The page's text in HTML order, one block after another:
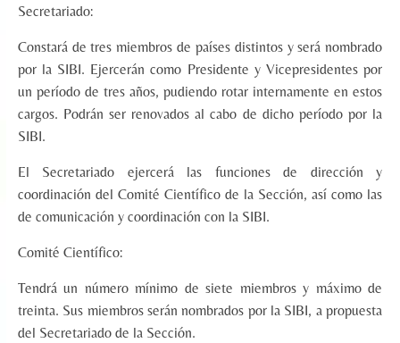
Secretariado:
Constará de tres miembros de países distintos y será nombrado
por la SIBI. Ejercerán como Presidente y Vicepresidentes por
un período de tres años, pudiendo rotar internamente en estos
cargos. Podrán ser renovados al cabo de dicho período por la
SIBI.
El Secretariado ejercerá las funciones de dirección y
coordinación del Comité Científico de la Sección, así como las
de comunicación y coordinación con la SIBI.
Comité Científico:
Tendrá un número mínimo de siete miembros y máximo de
treinta. Sus miembros serán nombrados por la SIBI, a propuesta
del Secretariado de la Sección.